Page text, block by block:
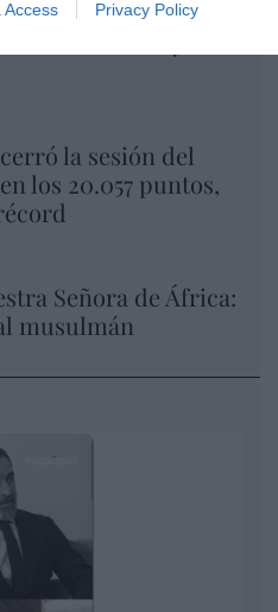
Access Privacy Policy
dos pleitos con
la sesión del
los 20.057 puntos,
Señora de África:
musulmán